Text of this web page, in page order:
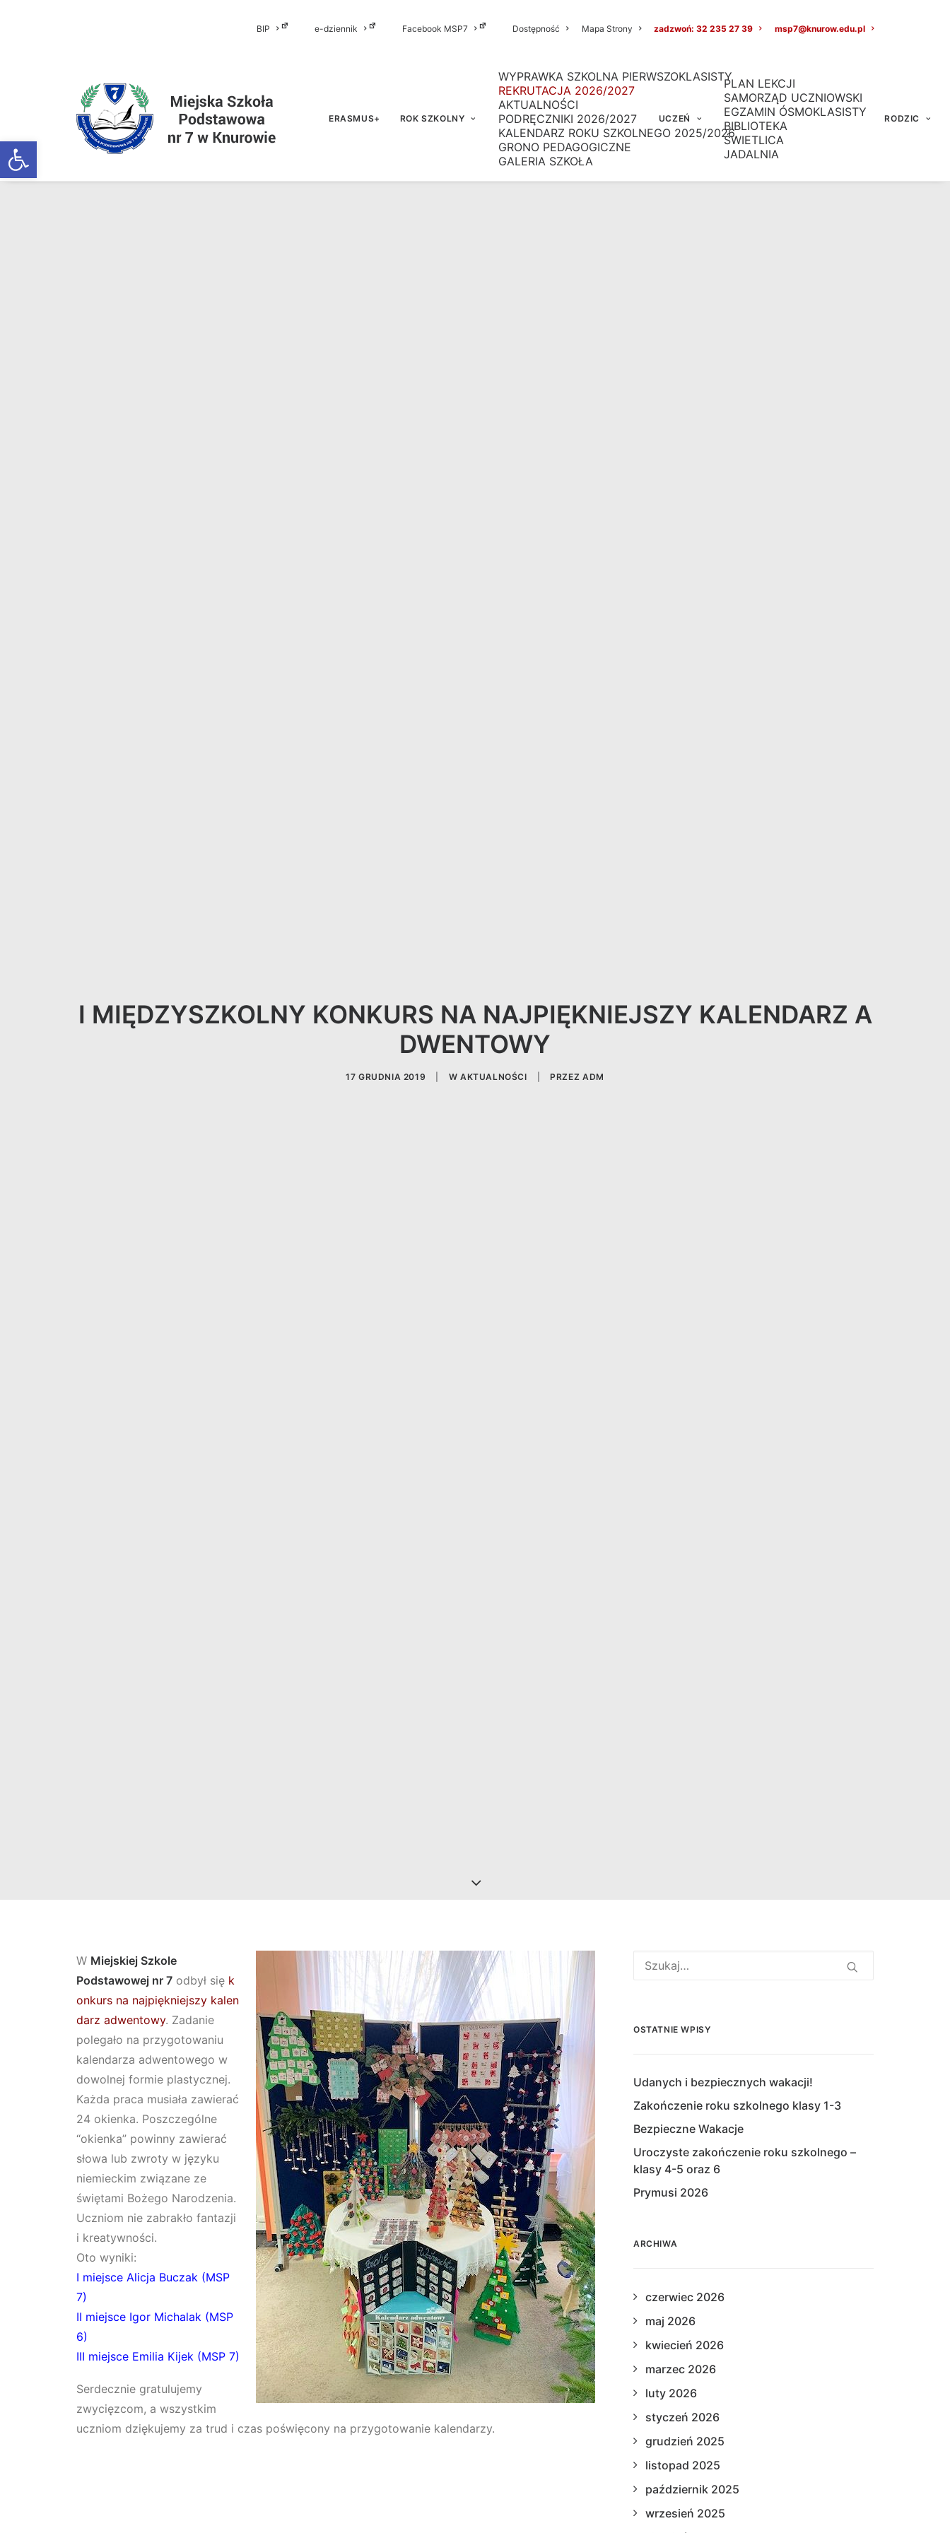
Otwórz pasek narzędzi
BIP e-dziennik Facebook MSP7 Dostępność Mapa Strony zadzwoń: 32 235 27 39 msp7@knurow.edu.pl
ERASMUS+ ROK SZKOLNY
WYPRAWKA SZKOLNA PIERWSZOKLASISTY
REKRUTACJA 2026/2027
AKTUALNOŚCI
PODRĘCZNIKI 2026/2027
KALENDARZ ROKU SZKOLNEGO 2025/2026
GRONO PEDAGOGICZNE
GALERIA SZKOŁA
UCZEŃ
PLAN LEKCJI
SAMORZĄD UCZNIOWSKI
EGZAMIN ÓSMOKLASISTY
BIBLIOTEKA
ŚWIETLICA
JADALNIA
RODZIC
I MIĘDZYSZKOLNY KONKURS NA NAJPIĘKNIEJSZY KALENDARZ A
DWENTOWY
17 GRUDNIA 2019 WAKTUALNOŚCI PRZEZ ADM
W Miejskiej Szkole
Podstawowej nr 7 odbył się k
onkurs na najpiękniejszy kalen
darz adwentowy. Zadanie
polegało na przygotowaniu
kalendarza adwentowego w
dowolnej formie plastycznej.
Każda praca musiała zawierać
24 okienka. Poszczególne
“okienka” powinny zawierać
słowa lub zwroty w języku
niemieckim związane ze
świętami Bożego Narodzenia.
Uczniom nie zabrakło fantazji
i kreatywności.
Oto wyniki:
I miejsce Alicja Buczak (MSP
7)
II miejsce Igor Michalak (MSP
6)
III miejsce Emilia Kijek (MSP 7)
Serdecznie gratulujemy
zwycięzcom, a wszystkim
uczniom dziękujemy za trud i czas poświęcony na przygotowanie kalendarzy.
OSTATNIE WPISY
Udanych i bezpiecznych wakacji!
Zakończenie roku szkolnego klasy 1-3
Bezpieczne Wakacje
Uroczyste zakończenie roku szkolnego –
klasy 4-5 oraz 6
Prymusi 2026
ARCHIWA
czerwiec 2026
maj 2026
kwiecień 2026
marzec 2026
luty 2026
styczeń 2026
grudzień 2025
listopad 2025
październik 2025
wrzesień 2025